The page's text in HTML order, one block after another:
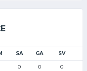
SA GA SV
0 0 0